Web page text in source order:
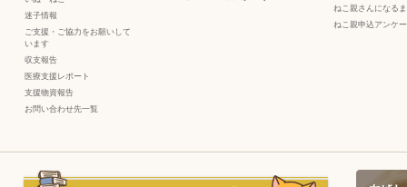
迷子情報
ご支援・ご協力をお願いして
います
収支報告
医療支援レポート
支援物資報告
お問い合わせ先一覧
ねこ親さんになる
ねこ親申込アンケ